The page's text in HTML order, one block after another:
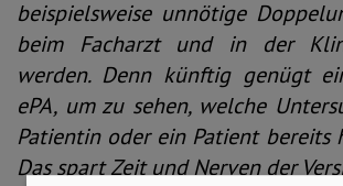
beispielsweise unnötige
beim Facharzt und in der
werden. Denn künftig genügt
ePA, um zu sehen, welche
Patientin oder ein Patient bereits
Das spart Zeit und Nerven der